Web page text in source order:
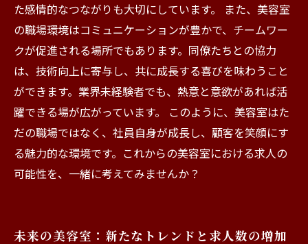
た感情的なつながりも大切にしています。 また、美容室
の職場環境はコミュニケーションが豊かで、チームワー
クが促進される場所でもあります。同僚たちとの協力
は、技術向上に寄与し、共に成長する喜びを味わうこと
ができます。業界未経験者でも、熱意と意欲があれば活
躍できる場が広がっています。 このように、美容室はた
だの職場ではなく、社員自身が成長し、顧客を笑顔にす
る魅力的な環境です。これからの美容室における求人の
可能性を、一緒に考えてみませんか？
未来の美容室：新たなトレンドと求人数の増加